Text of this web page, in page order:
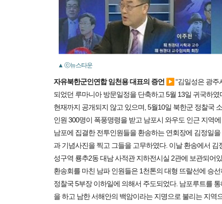
▲ ⓒ뉴스타운
자유북한군인연합 임천용 대표의 증언 ▶ “김일성은 광주
되었던 루마니아 방문일정을 단축하고 5월 13일 귀국하
현재까지 공개되지 않고 있으며, 5월10일 북한군 정찰국
인원 300명이 폭풍명령을 받고 남포시 와우도 인근 지역
남포에 집결한 전투인원들을 환송하는 연회장에 김정일
과 기념사진을 찍고 그들을 고무하였다. 이날 환송에서
성구역 룡추2동 대남 사적관 지하전시실 2관에 보관되어
환송회를 마친 남파 인원들은 1천톤의 대형 뜨랄선에 승
정찰국 5부장 이하일에 의해서 주도되었다. 남포루트를
을 하고 남한 서해안의 백암이라는 지명으로 불리는 지역